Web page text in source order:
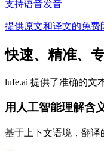
支持语音发音
提供原文和译文的免费
快速、精准、
lufe.ai 提供了准确的文
用人工智能理解含
基于上下文语境，翻译